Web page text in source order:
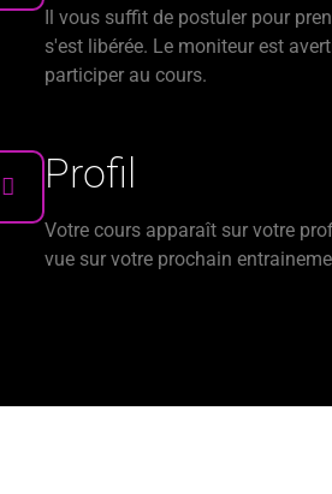
Il vous suffit de postuler pour
s'est libérée. Le moniteur est
participer au cours.
Profil
Votre cours apparaît sur votre
vue sur votre prochain